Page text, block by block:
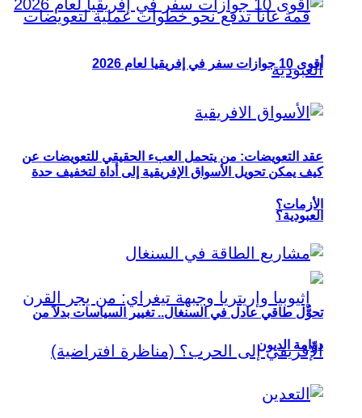
عقد التعويضات: من يتحمل العبء الحقيقي للتعويضات عن
العبودية؟
أقوى 10 جوازات سفر في إفريقيا لعام 2026
كيف يمكن تحويل الأسواق الإفريقية إلى أداة لتخفيف حدة
الأزمات؟
تحوُّل طاقي عادل في السنغال.. تغيير السياسات بدلاً من
دوّامة الديون